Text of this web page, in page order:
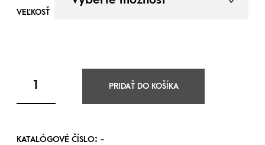
VEĽKOSŤ
PRIDAŤ DO KOŠÍKA
KATALÓGOVÉ ČÍSLO: -